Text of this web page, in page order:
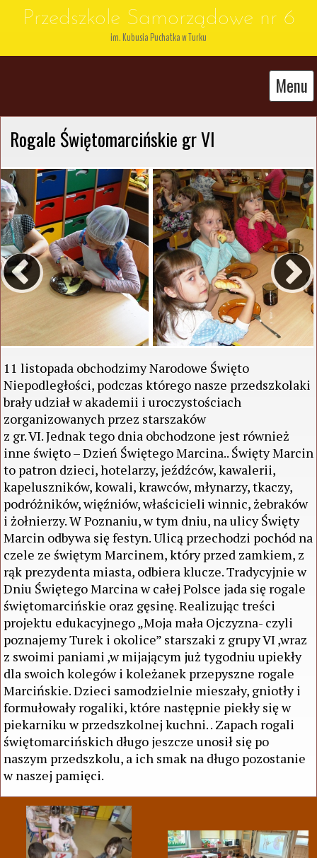
Przedszkole Samorządowe nr 6
im. Kubusia Puchatka w Turku
Menu
Rogale Świętomarcińskie gr VI
11 listopada obchodzimy Narodowe Święto
Niepodległości, podczas którego nasze przedszkolaki
brały udział w akademii i uroczystościach
zorganizowanych przez starszaków
z gr. VI. Jednak tego dnia obchodzone jest również
inne święto – Dzień Świętego Marcina.. Święty Marcin
to patron dzieci, hotelarzy, jeźdźców, kawalerii,
kapeluszników, kowali, krawców, młynarzy, tkaczy,
podróżników, więźniów, właścicieli winnic, żebraków
i żołnierzy. W Poznaniu, w tym dniu, na ulicy Święty
Marcin odbywa się festyn. Ulicą przechodzi pochód na
czele ze świętym Marcinem, który przed zamkiem, z
rąk prezydenta miasta, odbiera klucze. Tradycyjnie w
Dniu Świętego Marcina w całej Polsce jada się rogale
świętomarcińskie oraz gęsinę. Realizując treści
projektu edukacyjnego „Moja mała Ojczyzna- czyli
poznajemy Turek i okolice” starszaki z grupy VI ,wraz
z swoimi paniami ,w mijającym już tygodniu upiekły
dla swoich kolegów i koleżanek przepyszne rogale
Marcińskie. Dzieci samodzielnie mieszały, gniotły i
formułowały rogaliki, które następnie piekły się w
piekarniku w przedszkolnej kuchni. . Zapach rogali
świętomarcińskich długo jeszcze unosił się po
naszym przedszkolu, a ich smak na długo pozostanie
w naszej pamięci.